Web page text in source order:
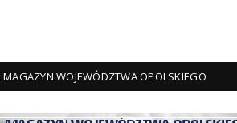
MAGAZYN WOJEWÓDZTWA OPOLSKIEGO